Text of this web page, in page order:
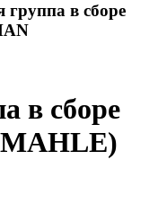
в сборе
в сборе